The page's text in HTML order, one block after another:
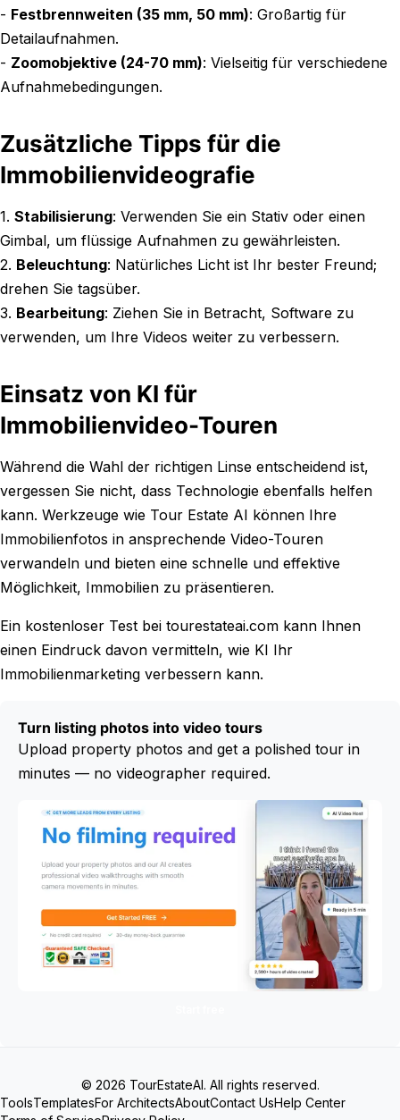
- Festbrennweiten (35 mm, 50 mm): Großartig für
Detailaufnahmen.
- Zoomobjektive (24-70 mm): Vielseitig für verschiedene
Aufnahmebedingungen.
Zusätzliche Tipps für die
Immobilienvideografie
1. Stabilisierung: Verwenden Sie ein Stativ oder einen
Gimbal, um flüssige Aufnahmen zu gewährleisten.
2. Beleuchtung: Natürliches Licht ist Ihr bester Freund;
drehen Sie tagsüber.
3. Bearbeitung: Ziehen Sie in Betracht, Software zu
verwenden, um Ihre Videos weiter zu verbessern.
Einsatz von KI für
Immobilienvideo-Touren
Während die Wahl der richtigen Linse entscheidend ist,
vergessen Sie nicht, dass Technologie ebenfalls helfen
kann. Werkzeuge wie Tour Estate AI können Ihre
Immobilienfotos in ansprechende Video-Touren
verwandeln und bieten eine schnelle und effektive
Möglichkeit, Immobilien zu präsentieren.
Ein kostenloser Test bei tourestateai.com kann Ihnen
einen Eindruck davon vermitteln, wie KI Ihr
Immobilienmarketing verbessern kann.
Turn listing photos into video tours
Upload property photos and get a polished tour in
minutes — no videographer required.
© 2026 TourEstateAI. All rights reserved.
ToolsTemplatesFor ArchitectsAboutContact UsHelp Center